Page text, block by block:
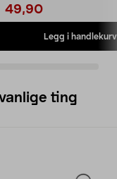
49,90
Legg i handlekurv
ting